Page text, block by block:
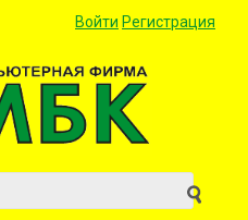
Войти Регистрация